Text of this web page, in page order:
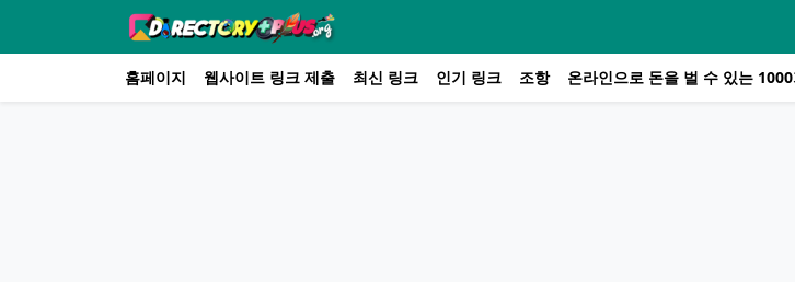
홈페이지 웹사이트 링크 제출 최신 링크 인기 링크 조항 온라인으로 돈을 벌 수 있는